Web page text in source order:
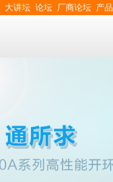
大讲坛 论坛 厂商论坛 产品